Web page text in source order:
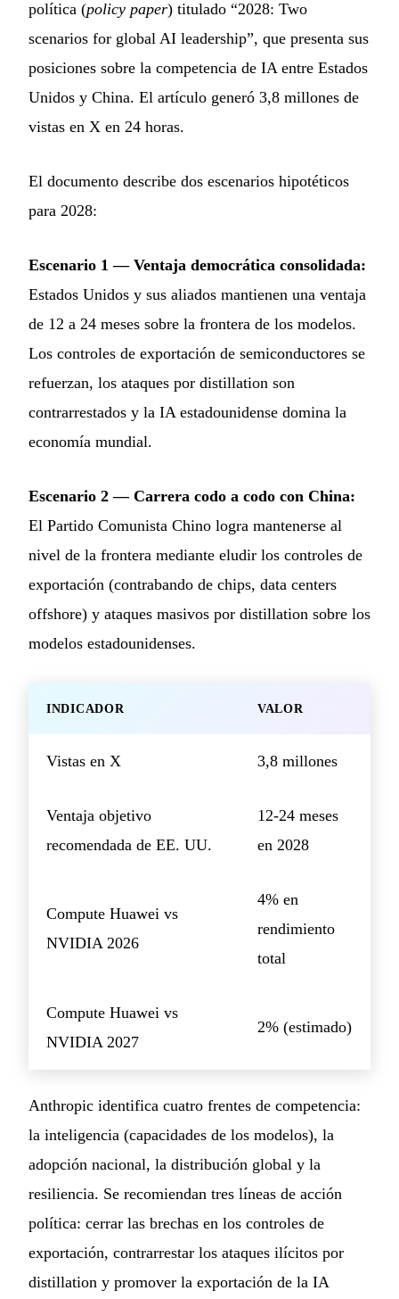
política (policy paper) titulado “2028: Two
scenarios for global AI leadership”, que presenta sus
posiciones sobre la competencia de IA entre Estados
Unidos y China. El artículo generó 3,8 millones de
vistas en X en 24 horas.
El documento describe dos escenarios hipotéticos
para 2028:
Escenario 1 — Ventaja democrática consolidada:
Estados Unidos y sus aliados mantienen una ventaja
de 12 a 24 meses sobre la frontera de los modelos.
Los controles de exportación de semiconductores se
refuerzan, los ataques por distillation son
contrarrestados y la IA estadounidense domina la
economía mundial.
Escenario 2 — Carrera codo a codo con China:
El Partido Comunista Chino logra mantenerse al
nivel de la frontera mediante eludir los controles de
exportación (contrabando de chips, data centers
offshore) y ataques masivos por distillation sobre los
modelos estadounidenses.
INDICADOR VALOR
Vistas en X 3,8 millones
Ventaja objetivo
recomendada de EE. UU.
12-24 meses
en 2028
Compute Huawei vs
NVIDIA 2026
4% en
rendimiento
total
Compute Huawei vs
NVIDIA 2027
2% (estimado)
Anthropic identifica cuatro frentes de competencia:
la inteligencia (capacidades de los modelos), la
adopción nacional, la distribución global y la
resiliencia. Se recomiendan tres líneas de acción
política: cerrar las brechas en los controles de
exportación, contrarrestar los ataques ilícitos por
distillation y promover la exportación de la IA